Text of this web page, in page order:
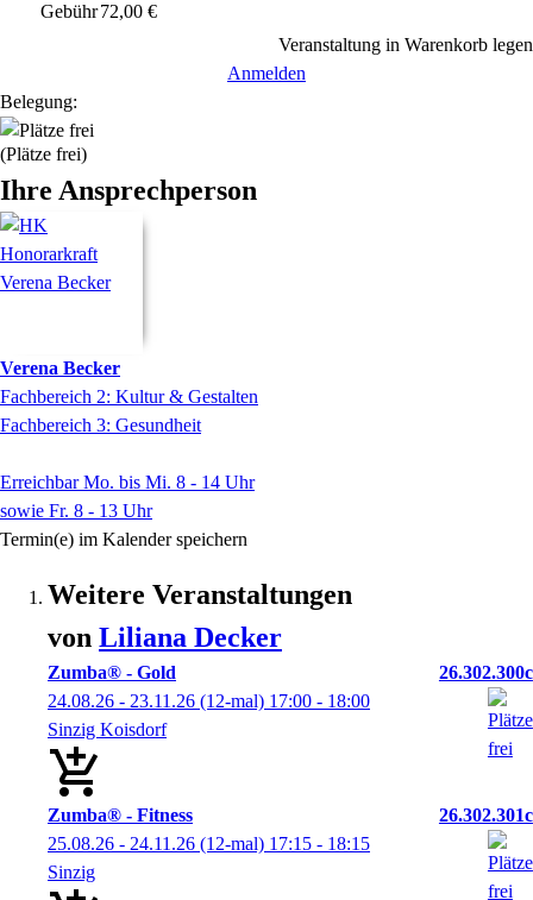
Gebühr72,00 €
Veranstaltung in Warenkorb legen
Anmelden
Belegung:
(Plätze frei)
Ihre Ansprechperson
Verena Becker
Fachbereich 2: Kultur & Gestalten
Fachbereich 3: Gesundheit
Erreichbar Mo. bis Mi. 8 - 14 Uhr
sowie Fr. 8 - 13 Uhr
Termin(e) im Kalender speichern
Weitere Veranstaltungen
von Liliana Decker
Zumba® - Gold
26.302.300c
24.08.26 - 23.11.26 (12-mal) 17:00 - 18:00
Sinzig Koisdorf
Zumba® - Fitness
26.302.301c
25.08.26 - 24.11.26 (12-mal) 17:15 - 18:15
Sinzig